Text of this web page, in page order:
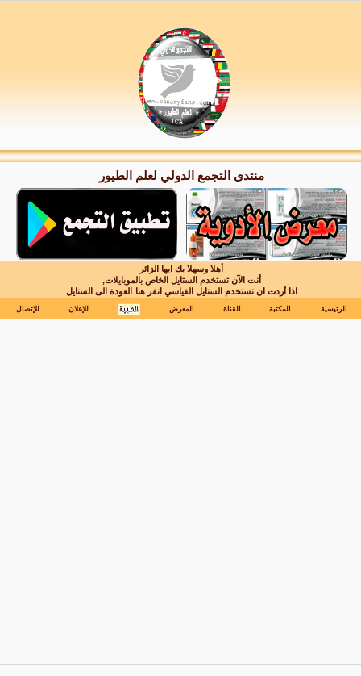
منتدى التجمع الدولي لعلم الطيور
أهلا وسهلا بك ايها الزائر
أنت الآن تستخدم الستايل الخاص بالموبايلات,
اذا أردت ان تستخدم الستايل القياسي انقر هنا العودة الى الستايل
الرئيسية المكتبة القناة المعرض للإعلان للإتصال